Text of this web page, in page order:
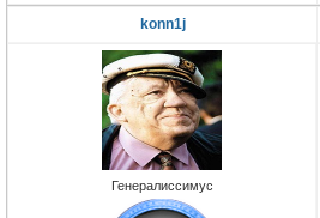
konn1j
Генералиссимус